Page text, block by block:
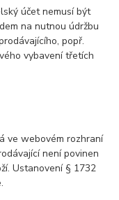
účet nemusí být
na nutnou údržbu
popř.
vybavení třetích
webovém rozhraní
není povinen
Ustanovení § 1732